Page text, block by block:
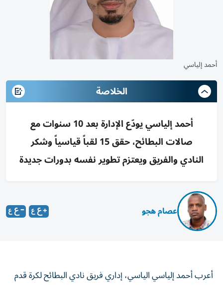
أحمد إلياسي
الخلاصة
أحمد إلياسي يودّع الإدارة بعد 10 سنوات مع
صالات البطائح، حقق 15 لقباً قياسياً وشكر
النادي والفريق ويعتزم تطوير نفسه بدورات جديدة
عصام هجو
أعرب أحمد إلياسي الياسي، إداري فريق نادي البطائح لكرة قدم